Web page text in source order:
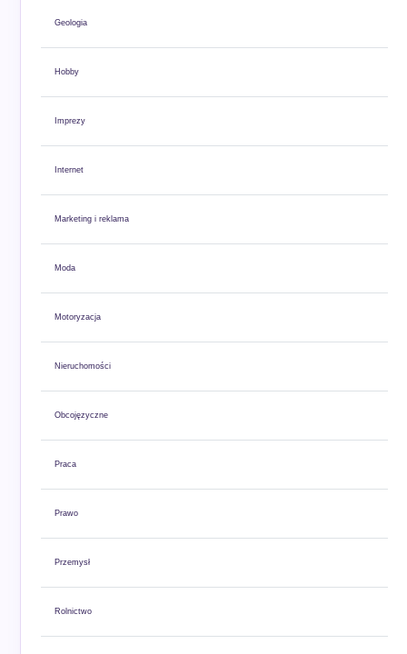
Geologia
Hobby
Imprezy
Internet
Marketing i reklama
Moda
Motoryzacja
Nieruchomości
Obcojęzyczne
Praca
Prawo
Przemysł
Rolnictwo